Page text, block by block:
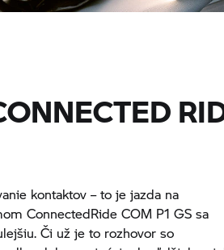
kontaktov – to je jazda na
ConnectedRide COM P1 GS sa
Či už je to rozhovor so